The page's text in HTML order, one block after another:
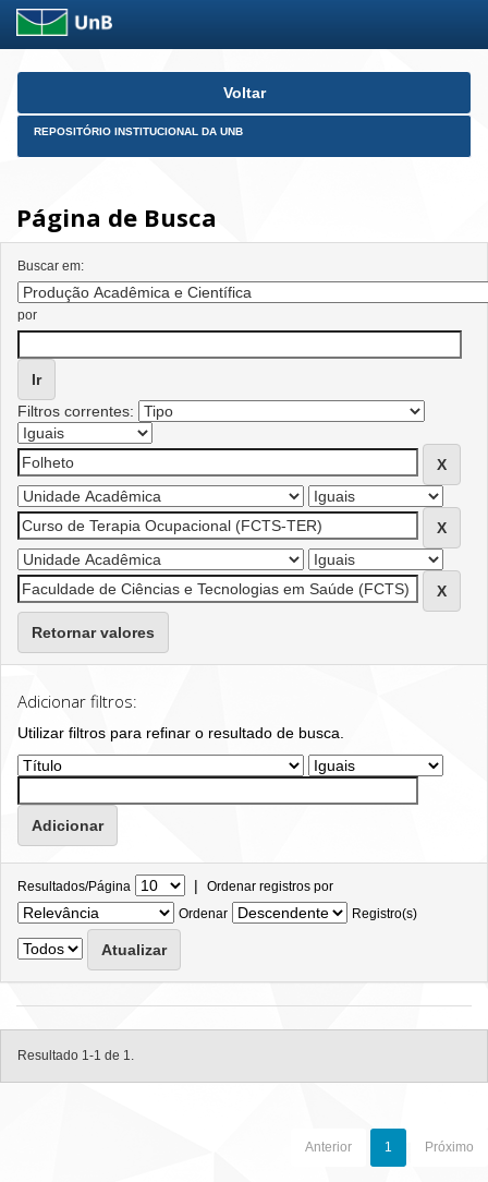
Skip
Voltar
REPOSITÓRIO INSTITUCIONAL DA UNB
Página de Busca
Buscar em:
por
Filtros correntes:
Retornar valores
Adicionar filtros:
Utilizar filtros para refinar o resultado de busca.
Resultados/Página | Ordenar registros por
Ordenar
Registro(s)
Resultado 1-1 de 1.
Anterior 1 Próximo